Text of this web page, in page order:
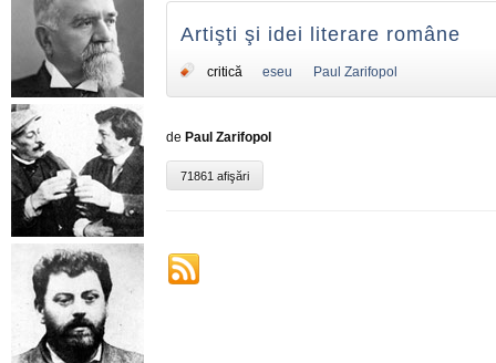
Artişti şi idei literare române
critică eseu Paul Zarifopol
de Paul Zarifopol
71861 afişări